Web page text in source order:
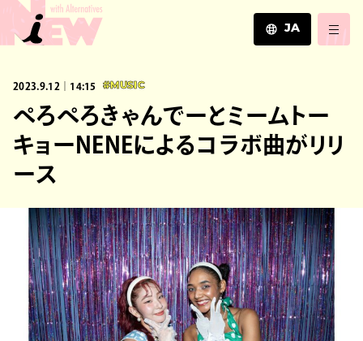
JA
ZH
2023.9.12｜14:15 #MUSIC
ぺろぺろきゃんでーとミームトー
キョーNENEによるコラボ曲がリリ
ース